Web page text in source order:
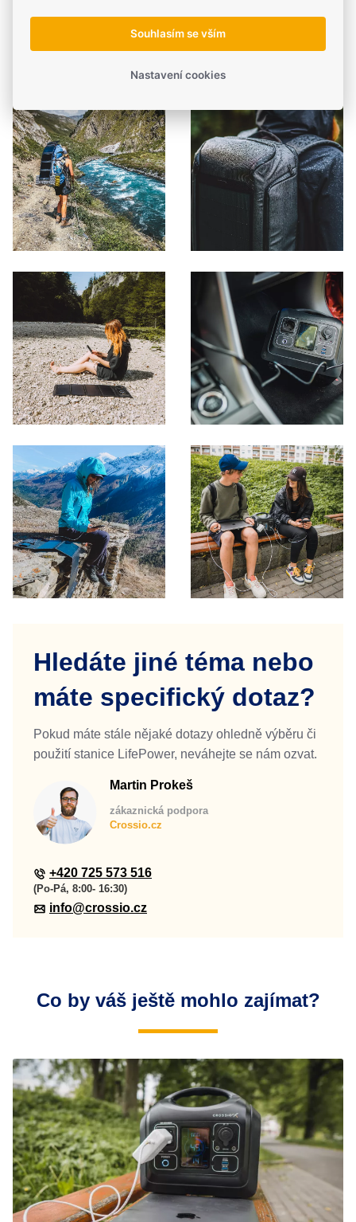
prodloužit životnost či zabránit zbytečnému (nevědomému)
poškozování, když to není nutné.
Hledáte jiné téma nebo
máte specifický dotaz?
Pokud máte stále nějaké dotazy ohledně výběru či
použití stanice LifePower, neváhejte se nám ozvat.
Martin Prokeš
zákaznická podpora
Crossio.cz
+420 725 573 516
(Po-Pá, 8:00- 16:30)
info@crossio.cz
Co by váš ještě mohlo zajímat?
Souhlasím se vším
Nastavení cookies